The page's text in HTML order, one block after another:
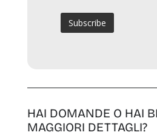
HAI DOMANDE O HAI
MAGGIORI DETTAGLI?